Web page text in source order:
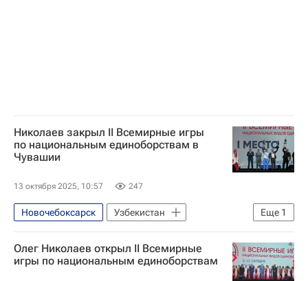
Николаев закрыл II Всемирные игры
по национальным единоборствам в
Чувашии
13 октября 2025, 10:57 247
Еще 1
Новочебоксарск
Узбекистан
Киргизия
Олег Николаев открыл II Всемирные
игры по национальным единоборствам